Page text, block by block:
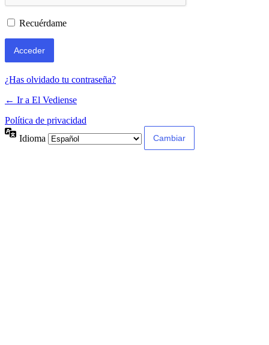
Recuérdame
¿Has olvidado tu contraseña?
← Ir a El Vediense
Política de privacidad
Idioma